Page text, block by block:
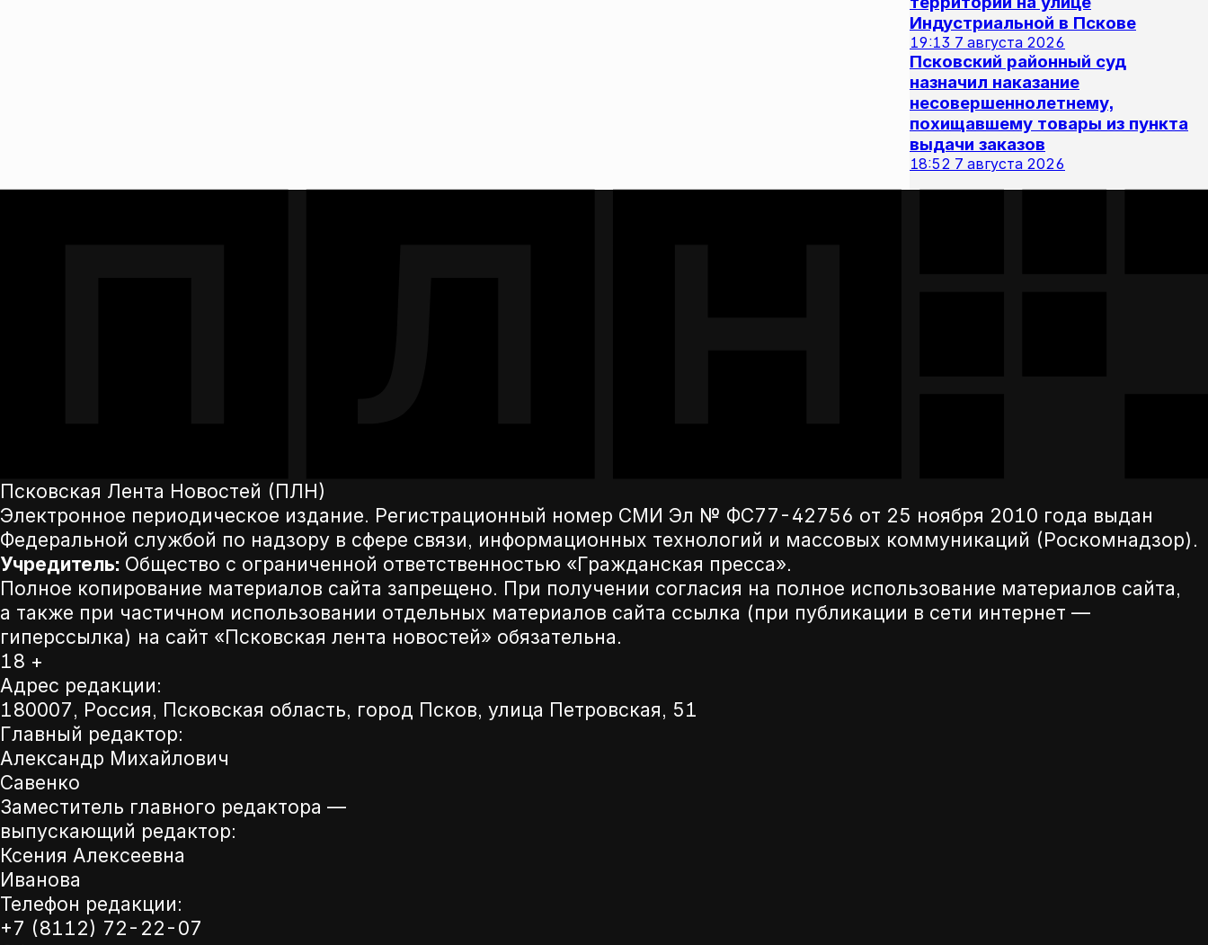
Индустриальной в Пскове
19:13 7 августа 2026
Псковский районный суд
назначил наказание
несовершеннолетнему,
похищавшему товары из пункта
выдачи заказов
18:52 7 августа 2026
Псковская Лента Новостей (ПЛН)
Электронное периодическое издание. Регистрационный номер СМИ Эл № ФС77-42756 от 25 ноября 2010 года выдан
Федеральной службой по надзору в сфере связи, информационных технологий и массовых коммуникаций (Роскомнадзор).
Учредитель: Общество с ограниченной ответственностью «Гражданская пресса».
Полное копирование материалов сайта запрещено. При получении согласия на полное использование материалов сайта,
а также при частичном использовании отдельных материалов сайта ссылка (при публикации в сети интернет —
гиперссылка) на сайт «Псковская лента новостей» обязательна.
18 +
Адрес редакции:
180007, Россия, Псковская область, город Псков, улица Петровская, 51
Главный редактор:
Александр Михайлович
Савенко
Заместитель главного редактора —
выпускающий редактор:
Ксения Алексеевна
Иванова
Телефон редакции:
+7 (8112) 72-22-07